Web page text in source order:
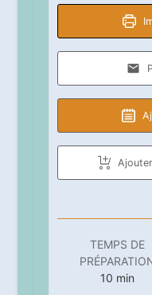
TEMPS DE
10 minutes
min